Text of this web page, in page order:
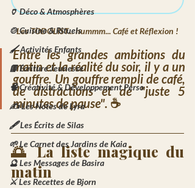
🏺 Déco & Atmosphères
🍲 Cuisine & Rituels
🖌️ Activités Enfants
📘 Écriture Jeunesse
🧠 Créativité & Développement Perso
✍️ Les Notes de Lyra
🖋️ Les Écrits de Silas
🌱 Le Carnet des Jardins de Kaia
🔮 Les Messages de Basira
⚔️ Les Recettes de Bjorn
Les TODOLIST... hummm... Café et Réflexion !
Entre les grandes ambitions du
matin et la réalité du soir, il y a un
gouffre. Un gouffre rempli de café,
de distractions et de "juste 5
minutes de pause". ☕
🌅 La liste magique du
matin